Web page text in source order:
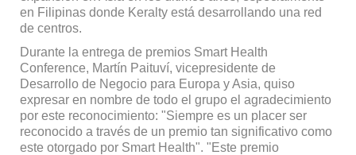
en Filipinas donde Keralty está desarrollando una red
de centros.
Durante la entrega de premios Smart Health
Conference, Martín Paituví, vicepresidente de
Desarrollo de Negocio para Europa y Asia, quiso
expresar en nombre de todo el grupo el agradecimiento
por este reconocimiento: "Siempre es un placer ser
reconocido a través de un premio tan significativo como
este otorgado por Smart Health". "Este premio